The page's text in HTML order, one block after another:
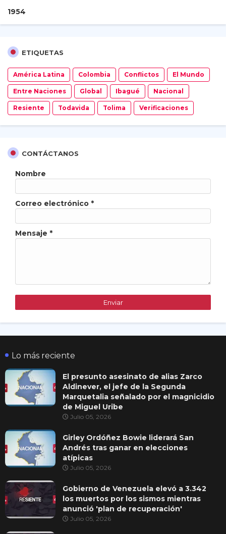
1954
ETIQUETAS
América Latina Colombia Conflictos El Mundo
Entre Naciones Global Ibagué Nacional
Resiente Todavida Tolima Verificaciones
CONTÁCTANOS
Nombre
Correo electrónico *
Mensaje *
Lo más reciente
El presunto asesinato de alias Zarco
Aldinever, el jefe de la Segunda
Marquetalia señalado por el magnicidio
de Miguel Uribe
Julio 05, 2026
Girley Ordóñez Bowie liderará San
Andrés tras ganar en elecciones
atípicas
Julio 05, 2026
Gobierno de Venezuela elevó a 3.342
los muertos por los sismos mientras
anunció 'plan de recuperación'
Julio 05, 2026